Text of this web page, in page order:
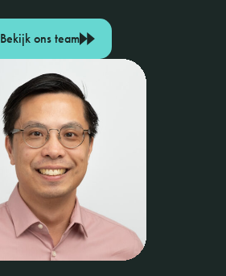
Bekijk ons team